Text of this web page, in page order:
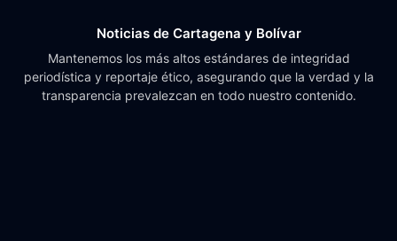
Noticias de Cartagena y Bolívar
Mantenemos los más altos estándares de integridad
periodística y reportaje ético, asegurando que la verdad y la
transparencia prevalezcan en todo nuestro contenido.